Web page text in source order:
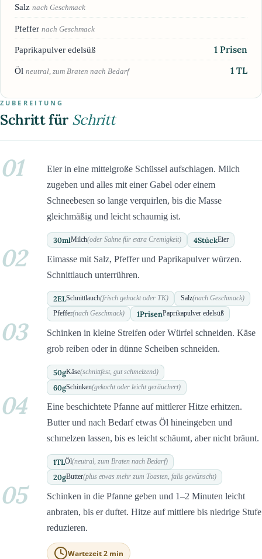
Salz nach Geschmack
Pfeffer nach Geschmack
Paprikapulver edelsüß 1 Prisen
Öl neutral, zum Braten nach Bedarf 1 TL
ZUBEREITUNG
Schritt für Schritt
01
Eier in eine mittelgroße Schüssel aufschlagen. Milch
zugeben und alles mit einer Gabel oder einem
Schneebesen so lange verquirlen, bis die Masse
gleichmäßig und leicht schaumig ist.
30mlMilch(oder Sahne für extra Cremigkeit) 4StückEier
02
Eimasse mit Salz, Pfeffer und Paprikapulver würzen.
Schnittlauch unterrühren.
2ELSchnittlauch(frisch gehackt oder TK) Salz(nach Geschmack)
Pfeffer(nach Geschmack) 1PrisenPaprikapulver edelsüß
03
Schinken in kleine Streifen oder Würfel schneiden. Käse
grob reiben oder in dünne Scheiben schneiden.
50gKäse(schnittfest, gut schmelzend)
60gSchinken(gekocht oder leicht geräuchert)
04
Eine beschichtete Pfanne auf mittlerer Hitze erhitzen.
Butter und nach Bedarf etwas Öl hineingeben und
schmelzen lassen, bis es leicht schäumt, aber nicht bräunt.
1TLÖl(neutral, zum Braten nach Bedarf)
20gButter(plus etwas mehr zum Toasten, falls gewünscht)
05
Schinken in die Pfanne geben und 1–2 Minuten leicht
anbraten, bis er duftet. Hitze auf mittlere bis niedrige Stufe
reduzieren.
Wartezeit 2 min